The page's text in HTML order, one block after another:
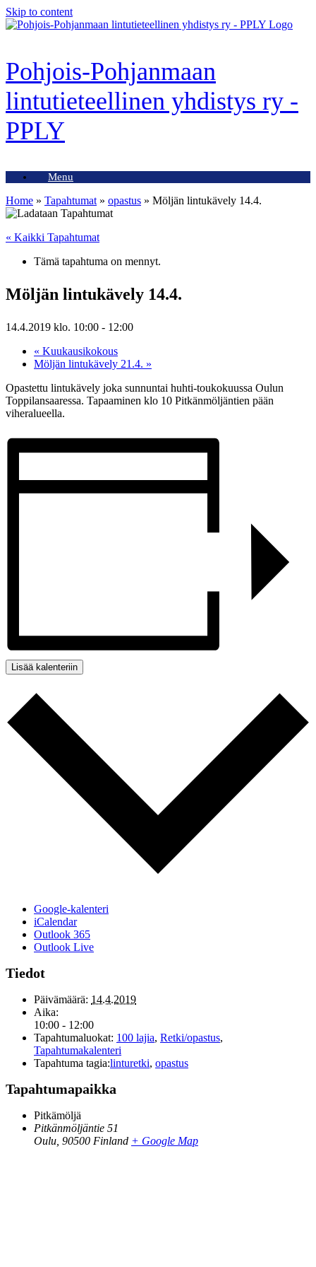
Skip to content
Pohjois-Pohjanmaan
lintutieteellinen yhdistys ry -
PPLY
Menu
Home » Tapahtumat » opastus » Möljän lintukävely 14.4.
« Kaikki Tapahtumat
Tämä tapahtuma on mennyt.
Möljän lintukävely 14.4.
14.4.2019 klo. 10:00 - 12:00
« Kuukausikokous
Möljän lintukävely 21.4. »
Opastettu lintukävely joka sunnuntai huhti-toukokuussa Oulun
Toppilansaaressa. Tapaaminen klo 10 Pitkänmöljäntien pään
viheralueella.
Lisää kalenteriin
Google-kalenteri
iCalendar
Outlook 365
Outlook Live
Tiedot
Päivämäärä: 14.4.2019
Aika:
10:00 - 12:00
Tapahtumaluokat: 100 lajia, Retki/opastus,
Tapahtumakalenteri
Tapahtuma tagia:linturetki, opastus
Tapahtumapaikka
Pitkämöljä
Pitkänmöljäntie 51
Oulu 90500 Finland + Google Map